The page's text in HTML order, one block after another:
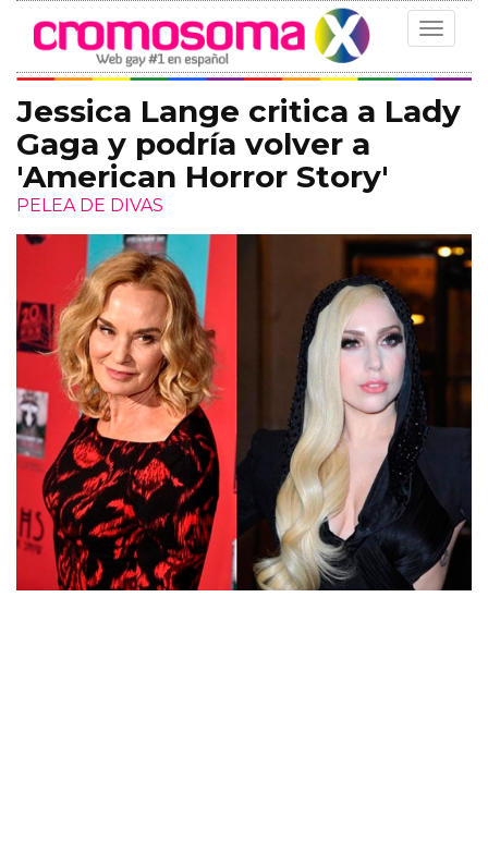
Toggle
Jessica Lange critica a Lady
Gaga y podría volver a
'American Horror Story'
PELEA DE DIVAS